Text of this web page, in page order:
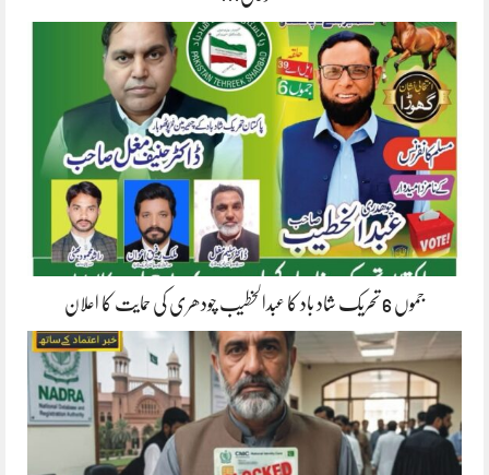
جموں 6 تحریک شاد باد کا عبدالخطیب چودھری کی حمایت کا اعلان